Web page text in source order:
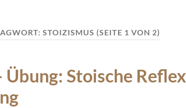
STOIZISMUS (SEITE 1 VON 2)
Übung: Stoische